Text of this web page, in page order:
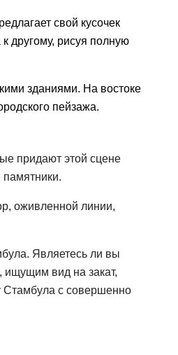
свой кусочек
другому, рисуя полную
зданиями. На востоке
пейзажа.
придают этой сцене
памятники.
оживленной линии,
Являетесь ли вы
вид на закат,
Стамбула с совершенно